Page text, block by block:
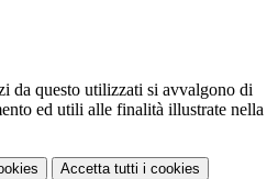
da questo utilizzati si avvalgono di
ed utili alle finalità illustrate nella
Accetta tutti i cookies